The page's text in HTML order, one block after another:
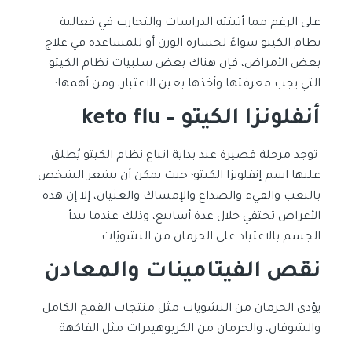
على الرغم مما أثبتته الدراسات والتجارب في فعالية
نظام الكيتو سواءً لخسارة الوزن أو للمساعدة في علاج
بعض الأمراض، فإن هناك بعض سلبيات نظام الكيتو
التي يجب معرفتها وأخذها بعين الاعتبار، ومن أهمها:
أنفلونزا الكيتو – keto flu
توجد مرحلة قصيرة عند بداية اتباع نظام الكيتو يُطلق
عليها اسم إنفلونزا الكيتو؛ حيث يمكن أن يشعر الشخص
بالتعب والقيء والصداع والإمساك والغثيان، إلا إن هذه
الأعراض تختفي خلال عدة أسابيع، وذلك عندما يبدأ
الجسم بالاعتياد على الحرمان من النشويّات.
نقص الفيتامينات والمعادن
يؤدي الحرمان من النشويات مثل منتجات القمح الكامل
والشوفان، والحرمان من الكربوهيدرات مثل الفاكهة